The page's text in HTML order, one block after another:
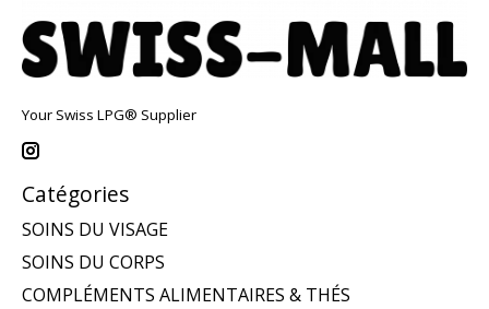
Your Swiss LPG® Supplier
Catégories
SOINS DU VISAGE
SOINS DU CORPS
COMPLÉMENTS ALIMENTAIRES & THÉS